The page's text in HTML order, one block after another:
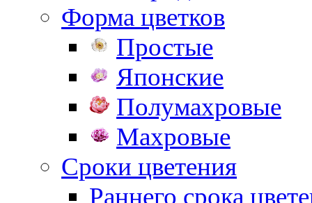
Форма цветков
Простые
Японские
Полумахровые
Махровые
Сроки цветения
Раннего срока